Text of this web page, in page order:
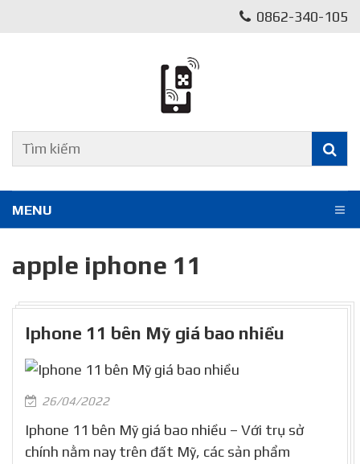
0862-340-105
MENU
apple iphone 11
Iphone 11 bên Mỹ giá bao nhiều
26/04/2022
Iphone 11 bên Mỹ giá bao nhiều – Với trụ sở
chính nằm nay trên đất Mỹ, các sản phẩm